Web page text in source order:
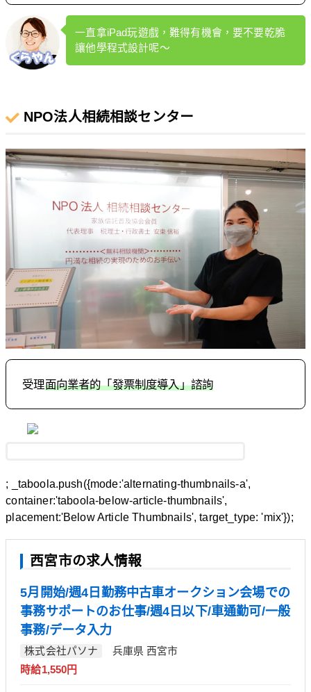
一直拿iPad玩遊戲，難得有機會，要不要乾脆
讓他學程式設計呢～
NPO法人相続相談センター
受理面向業者的「發票制度導入」諮詢
; _taboola.push({mode:'alternating-thumbnails-a',
container:'taboola-below-article-thumbnails',
placement:'Below Article Thumbnails', target_type: 'mix'});
西宮市の求人情報
5月開始/週4日勤務中古車オークション会場での
事務サポートのお仕事/週4日以下/車通勤可/一般
事務/データ入力
株式会社パソナ
兵庫県 西宮市
時給1,550円